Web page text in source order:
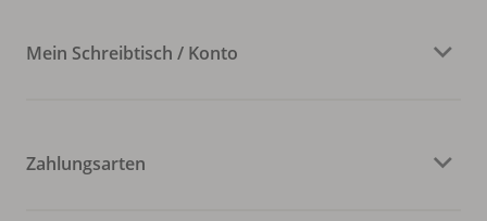
Mein Schreibtisch / Konto
Zahlungsarten